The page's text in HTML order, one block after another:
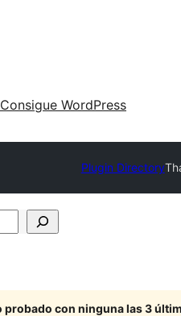
Consigue WordPress
Plugin Directory
probado con ninguna las 3